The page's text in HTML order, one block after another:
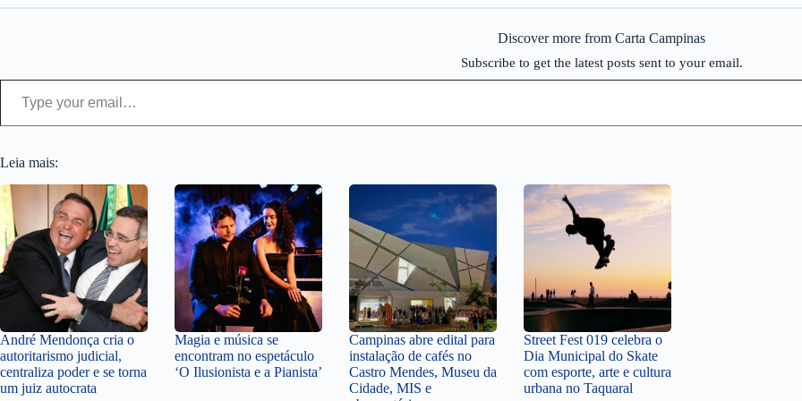
Discover more from Carta Campinas
Subscribe to get the latest posts sent to your email.
Type your email…
Leia mais:
André Mendonça cria o
autoritarismo judicial,
centraliza poder e se torna
um juiz autocrata
Magia e música se
encontram no espetáculo
‘O Ilusionista e a Pianista’
Campinas abre edital para
instalação de cafés no
Castro Mendes, Museu da
Cidade, MIS e
Street Fest 019 celebra o
Dia Municipal do Skate
com esporte, arte e cultura
urbana no Taquaral